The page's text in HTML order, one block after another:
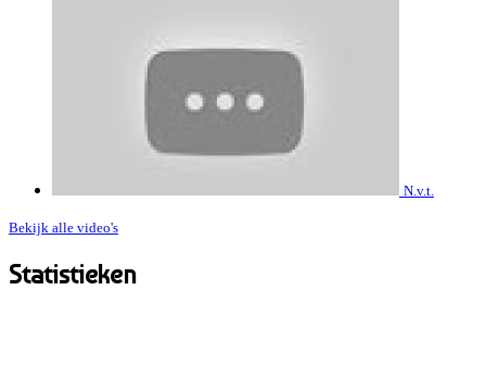
N.v.t.
Bekijk alle video's
Statistieken